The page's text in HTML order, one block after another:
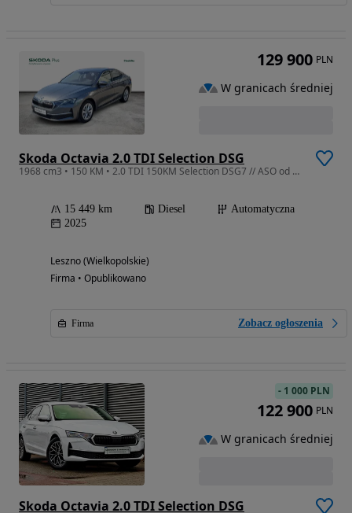
Skoda Octavia 2.0 TDI Selection DSG
1968 cm3 • 150 KM • 2.0 TDI 150KM Selection DSG7 // ASO od dealera! FV23% Gwarancja
15 449 km Diesel
Automatyczna
2025
Leszno (Wielkopolskie)
Firma • Opublikowano
Firma Zobacz ogłoszenia
129 900 PLN
W granicach średniej
Skoda Octavia 2.0 TDI Selection DSG
- 1 000 PLN
122 900 PLN
W granicach średniej